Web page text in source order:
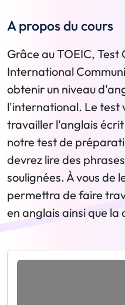
A propos du cours
Grâce au TOEIC, Test
International
obtenir un niveau
l'international. Le test
travailler l'anglais
notre test de
devrez lire des
soulignées. À vous de
permettra de faire
en anglais ainsi que la